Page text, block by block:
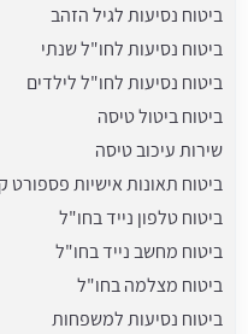
ביטוח נסיעות לגיל הזהב
ביטוח נסיעות לחו"ל שנתי
ביטוח נסיעות לחו"ל לילדים
ביטוח ביטול טיסה
שירות עיכוב טיסה
ביטוח תאונות אישיות פספורט
ביטוח טלפון נייד בחו"ל
ביטוח מחשב נייד בחו"ל
ביטוח מצלמה בחו"ל
ביטוח נסיעות למשפחות